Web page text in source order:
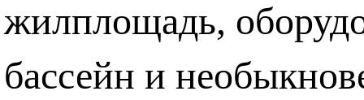
жилплощадь,
бассейн и